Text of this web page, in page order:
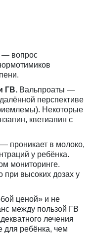
— вопрос
ГВ. Вальпроаты —
перспективе
Некоторые
кветиапин с
проникает в молоко,
у ребёнка.
мониторинге.
высоких дозах у
ценой» и не
между пользой ГВ
лечения
для ребёнка, чем